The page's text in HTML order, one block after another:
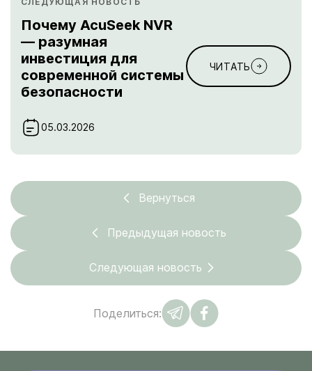
Почему AcuSeek NVR
— разумная
инвестиция для
современной системы
безопасности
05.03.2026
ЧИТАТЬ
Вернуться
Предыдущая новость
Следующая новость
Поделиться: